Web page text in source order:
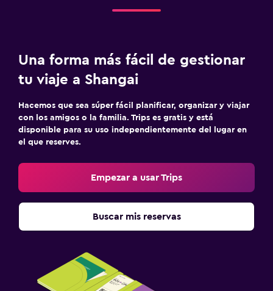
Una forma más fácil de gestionar
tu viaje a Shangai
Hacemos que sea súper fácil planificar, organizar y viajar
con los amigos o la familia. Trips es gratis y está
disponible para su uso independientemente del lugar en
el que reserves.
Empezar a usar Trips
Buscar mis reservas